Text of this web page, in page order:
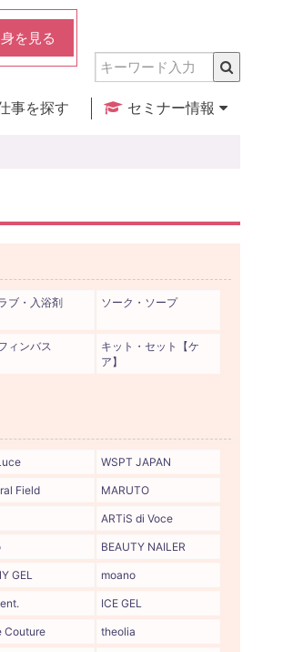
を見る
事を探す
セミナー情報
ブ・入浴剤 ソーク・ソープ
ィンバス
キット・セット【ケ
ア】
WSPT JAPAN
Field MARUTO
ARTiS di Voce
BEAUTY NAILER
GEL moano
ICE GEL
Couture theolia